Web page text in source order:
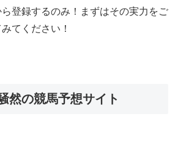
登録するのみ！まずはその実力をご
てください！
然の競馬予想サイト